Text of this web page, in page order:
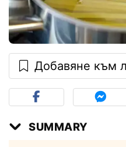
Добавяне към
SUMMARY